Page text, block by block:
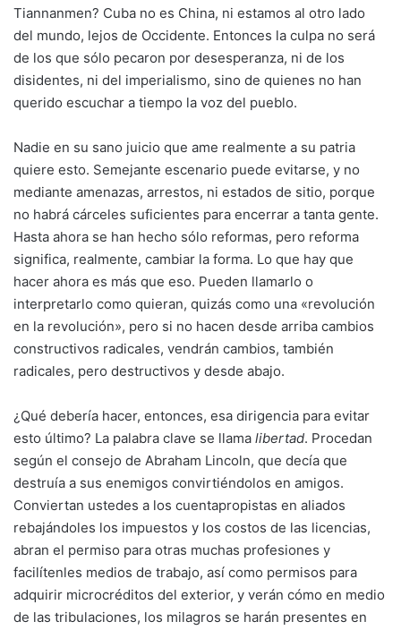
Tiannanmen? Cuba no es China, ni estamos al otro lado
del mundo, lejos de Occidente. Entonces la culpa no será
de los que sólo pecaron por desesperanza, ni de los
disidentes, ni del imperialismo, sino de quienes no han
querido escuchar a tiempo la voz del pueblo.
Nadie en su sano juicio que ame realmente a su patria
quiere esto. Semejante escenario puede evitarse, y no
mediante amenazas, arrestos, ni estados de sitio, porque
no habrá cárceles suficientes para encerrar a tanta gente.
Hasta ahora se han hecho sólo reformas, pero reforma
significa, realmente, cambiar la forma. Lo que hay que
hacer ahora es más que eso. Pueden llamarlo o
interpretarlo como quieran, quizás como una «revolución
en la revolución», pero si no hacen desde arriba cambios
constructivos radicales, vendrán cambios, también
radicales, pero destructivos y desde abajo.
¿Qué debería hacer, entonces, esa dirigencia para evitar
esto último? La palabra clave se llama libertad. Procedan
según el consejo de Abraham Lincoln, que decía que
destruía a sus enemigos convirtiéndolos en amigos.
Conviertan ustedes a los cuentapropistas en aliados
rebajándoles los impuestos y los costos de las licencias,
abran el permiso para otras muchas profesiones y
facilítenles medios de trabajo, así como permisos para
adquirir microcréditos del exterior, y verán cómo en medio
de las tribulaciones, los milagros se harán presentes en